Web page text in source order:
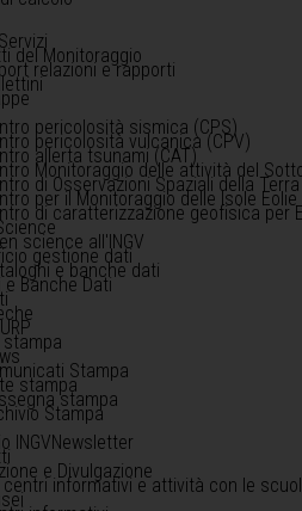
del Monitoraggio
relazioni e rapporti
pericolosità sismica (CPS)
pericolosità vulcanica (CPV)
allerta tsunami (CAT)
Monitoraggio delle attività del
di Osservazioni Spaziali della Terra
per il Monitoraggio delle Isole Eolie
di caratterizzazione geofisica per
science all'INGV
gestione dati
e banche dati
e Banche Dati
Stampa
stampa
stampa
Stampa
INGVNewsletter
e Divulgazione
centri informativi e attività con le